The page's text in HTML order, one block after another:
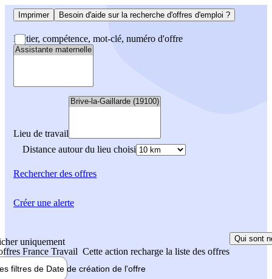
Imprimer Besoin d'aide sur la recherche d'offres d'emploi ?
Métier, compétence, mot-clé, numéro d'offre
Lieu de travail
Distance autour du lieu choisi
Rechercherdes offres
uniquement
France Travail Cette action recharge la liste des offres
Qui sont
filtres de Date de création de l'offre
Créer une alerte